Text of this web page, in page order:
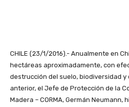
CHILE (23/1/2016).- Anualmente en
hectáreas aproximadamente, con
destrucción del suelo, biodiversidad y
anterior, el Jefe de Protección de la
Madera – CORMA, Germán Neumann,